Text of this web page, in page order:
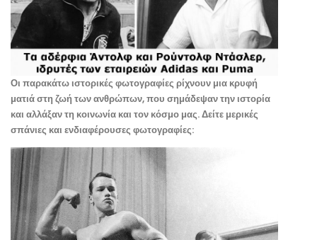
ΚΑΛΛΙΕΡΓΕΙΕΣ
Οι παρακάτω ιστορικές φωτογραφίες ρίχνουν μια κρυφή
ματιά στη ζωή των ανθρώπων, που σημάδεψαν την ιστορία
και αλλάξαν τη κοινωνία και τον κόσμο μας. Δείτε μερικές
σπάνιες και ενδιαφέρουσες φωτογραφίες: